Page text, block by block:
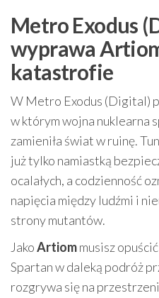
Metro Exodus
wyprawa
katastrofie
W Metro Exodus (Digital)
w którym wojna nuklearna
zamieniła świat w ruinę.
już tylko namiastką
ocalałych, a codzienność
napięcia między ludźmi i
strony mutantów.
JakoArtiommusisz
Spartan w daleką podróż
rozgrywa się na